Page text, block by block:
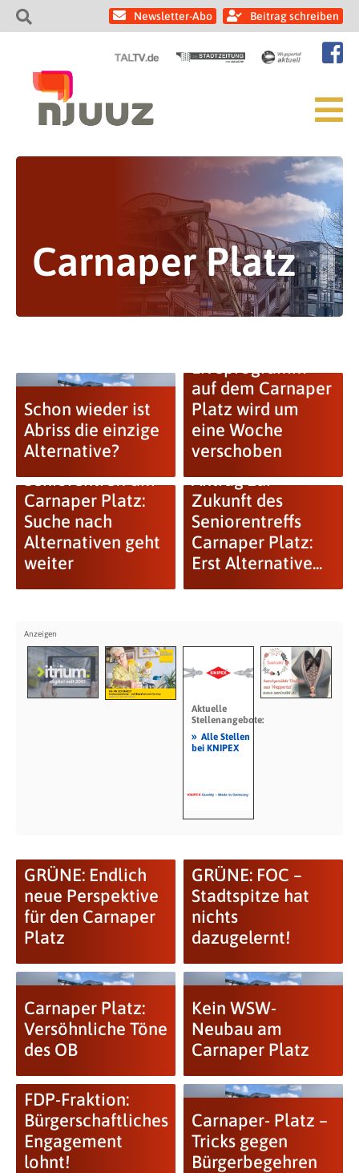
Newsletter-Abo Beitrag schreiben
Carnaper Platz
Schon wieder ist
Abriss die einzige
Alternative?
auf dem Carnaper
Platz wird um
eine Woche
verschoben
Seniorentreff am
Carnaper Platz:
Suche nach
Alternativen geht
weiter
Antrag zur
Zukunft des
Seniorentreffs
Carnaper Platz:
Erst Alternative...
Aktuelle
Stellenangebote:
» Alle Stellen
bei KNIPEX
GRÜNE: Endlich
neue Perspektive
für den Carnaper
Platz
GRÜNE: FOC –
Stadtspitze hat
nichts
dazugelernt!
Carnaper Platz:
Versöhnliche Töne
des OB
Kein WSW-
Neubau am
Carnaper Platz
FDP-Fraktion:
Bürgerschaftliches
Engagement
lohnt!
Carnaper- Platz –
Tricks gegen
Bürgerbegehren